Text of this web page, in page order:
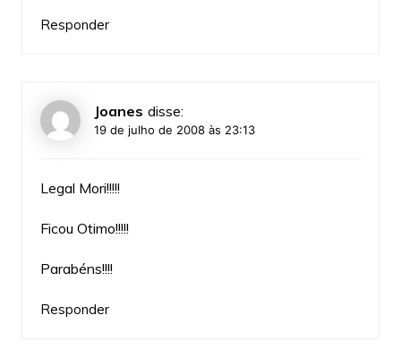
Responder
Joanes disse:
19 de julho de 2008 às 23:13
Legal Mori!!!!!
Ficou Otimo!!!!!
Parabéns!!!!
Responder